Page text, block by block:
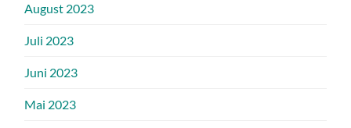
August 2023
Juli 2023
Juni 2023
Mai 2023